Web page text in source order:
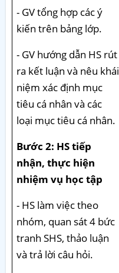
- GV tổng hợp các ý
kiến trên bảng lớp.
- GV hướng dẫn HS rút
ra kết luận và nêu khái
niệm xác định mục
tiêu cá nhân và các
loại mục tiêu cá nhân.
Bước 2: HS tiếp
nhận, thực hiện
nhiệm vụ học tập
- HS làm việc theo
nhóm, quan sát 4 bức
tranh SHS, thảo luận
và trả lời câu hỏi.